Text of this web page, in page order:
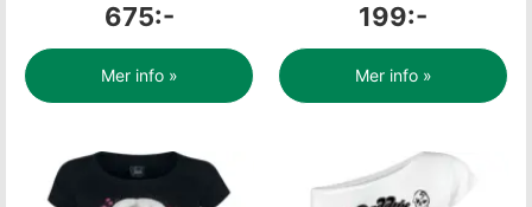
675:-
Mer info »
199:-
Mer info »